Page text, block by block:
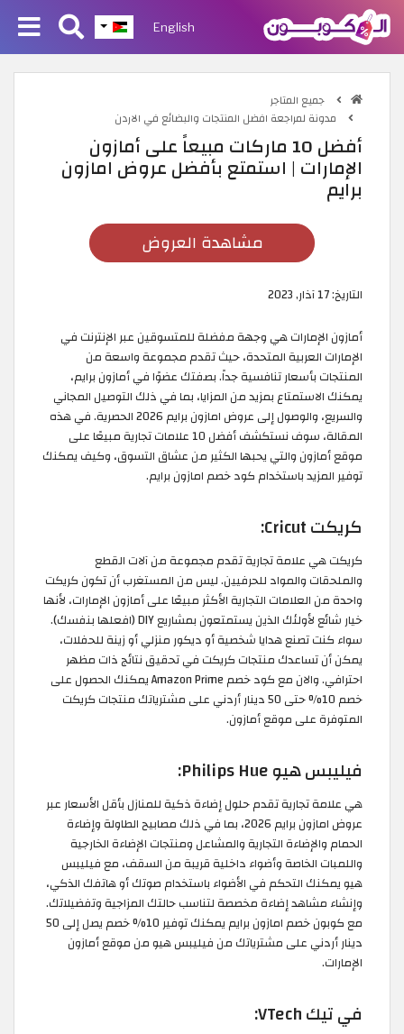
English
جميع المتاجر
مدونة لمراجعة افضل المنتجات والبضائع في الاردن
أفضل 10 ماركات مبيعاً على أمازون
الإمارات | استمتع بأفضل عروض امازون
برايم
مشاهدة العروض
التاريخ:17 آذار, 2023
أمازون الإمارات هي وجهة مفضلة للمتسوقين عبر الإنترنت في
الإمارات العربية المتحدة، حيث تقدم مجموعة واسعة من
المنتجات بأسعار تنافسية جداً. بصفتك عضوًا في أمازون برايم،
يمكنك الاستمتاع بمزيد من المزايا، بما في ذلك التوصيل المجاني
والسريع، والوصول إلى عروض امازون برايم 2026 الحصرية. في هذه
المقالة، سوف نستكشف أفضل 10 علامات تجارية مبيعًا على
موقع أمازون والتي يحبها الكثير من عشاق التسوق، وكيف يمكنك
توفير المزيد باستخدام كود خصم امازون برايم.
كريكت Cricut:
كريكت هي علامة تجارية تقدم مجموعة من آلات القطع
والملحقات والمواد للحرفيين. ليس من المستغرب أن تكون كريكت
واحدة من العلامات التجارية الأكثر مبيعًا على أمازون الإمارات، لأنها
خيار شائع لأولئك الذين يستمتعون بمشاريع DIY (افعلها بنفسك).
سواء كنت تصنع هدايا شخصية أو ديكور منزلي أو زينة للحفلات،
يمكن أن تساعدك منتجات كريكت في تحقيق نتائج ذات مظهر
احترافي. والان مع كود خصم Amazon Prime يمكنك الحصول على
خصم 10% حتى 50 دينار أردني على مشترياتك منتجات كريكت
المتوفرة على موقع أمازون.
فيليبس هيو Philips Hue:
هي علامة تجارية تقدم حلول إضاءة ذكية للمنازل بأقل الأسعار عبر
عروض امازون برايم 2026، بما في ذلك مصابيح الطاولة وإضاءة
الحمام والإضاءة التجارية والمشاعل ومنتجات الإضاءة الخارجية
واللمبات الخاصة وأضواء داخلية قريبة من السقف، مع فيليبس
هيو يمكنك التحكم في الأضواء باستخدام صوتك أو هاتفك الذكي،
وإنشاء مشاهد إضاءة مخصصة لتناسب حالتك المزاجية وتفضيلاتك.
مع كوبون خصم امازون برايم يمكنك توفير 10% خصم يصل إلى 50
دينار أردني على مشترياتك من فيليبس هيو من موقع أمازون
الإمارات.
في تيك VTech: